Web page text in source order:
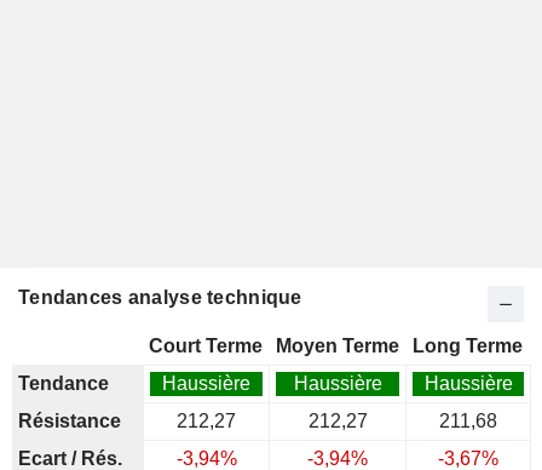
Tendances analyse technique
Court Terme Moyen Terme
Long Terme
Tendance
Haussière Haussière
Haussière
Résistance
212,27 212,27
211,68
Ecart / Rés.
-3,94% -3,94%
-3,67%